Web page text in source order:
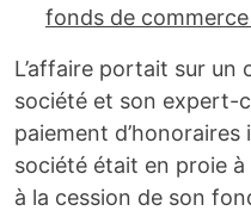
fonds de
L’affaire portait sur
société et son expert-
paiement d’honoraires
société était en proie
à la cession de son